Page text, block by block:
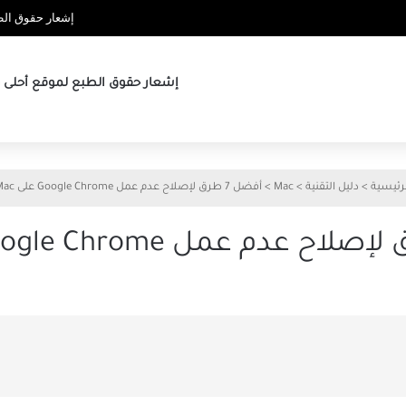
إشعار حقوق
إشعار حقوق الطبع لموقع أحلى
> دليل التقنية >
Mac
> أفضل 7 طرق لإصلاح عدم عمل Google Chrome على Mac